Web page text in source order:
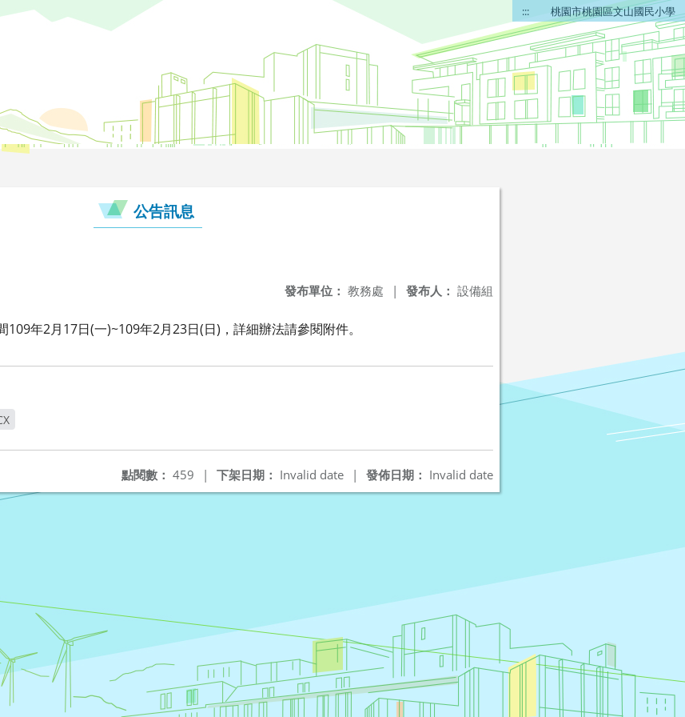
::: 桃園市桃園區文山國民小學
公告訊息
發布人： 設備組
發布單位： 教務處 |
年2月17日(一)~109年2月23日(日)，詳細辦法請參閱附件。
發佈日期： Invalid date
下架日期： Invalid date |
點閱數： 459 |